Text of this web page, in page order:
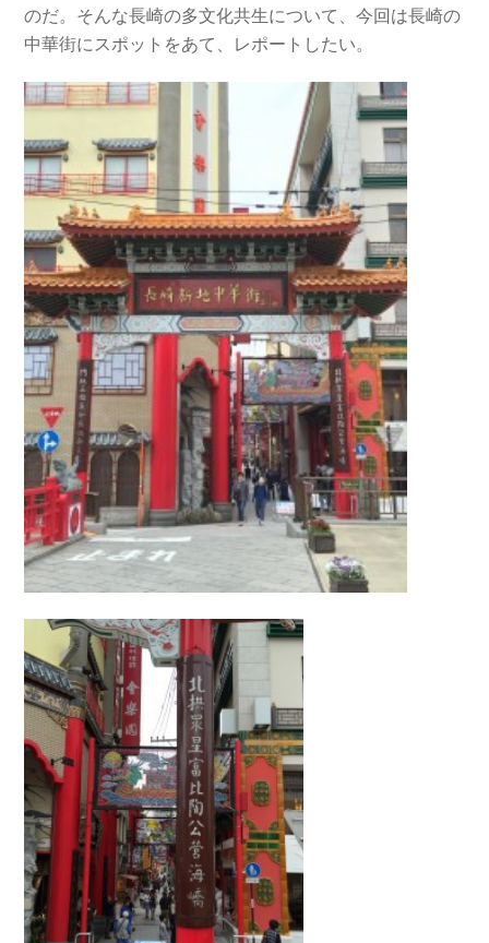
のだ。そんな長崎の多文化共生について、今回は長崎の
中華街にスポットをあて、レポートしたい。